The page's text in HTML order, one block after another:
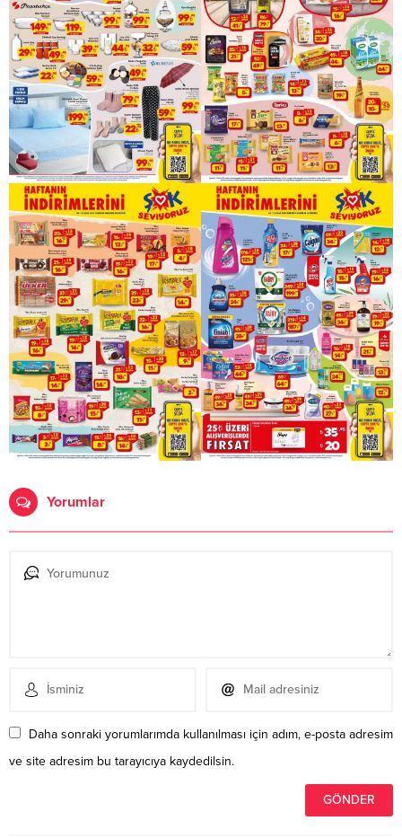
Yorumlar
Daha sonraki yorumlarımda kullanılması için adım, e-posta adresim
ve site adresim bu tarayıcıya kaydedilsin.